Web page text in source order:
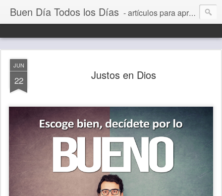
Buen Día Todos los Días - artículos para aprender a vivir mejor, un día a la vez. Por Juan C Quintero
JUN
22 Justos en Dios